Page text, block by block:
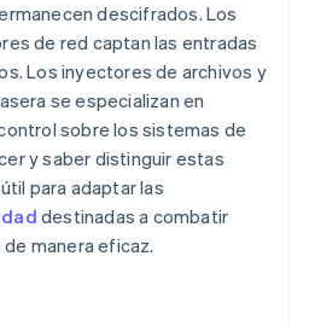
descifrados. Los
de red captan las entradas
Los inyectores de archivos y
se especializan en
sobre los sistemas de
y saber distinguir estas
para adaptar las
destinadas a combatir
de manera eficaz.